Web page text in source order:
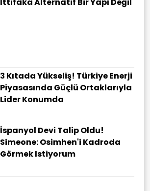
Ittifaka Alternatif Bir Yapı Değil
3 Kıtada Yükseliş! Türkiye Enerji
Piyasasında Güçlü Ortaklarıyla
Lider Konumda
İspanyol Devi Talip Oldu!
Simeone: Osimhen'i Kadroda
Görmek Istiyorum